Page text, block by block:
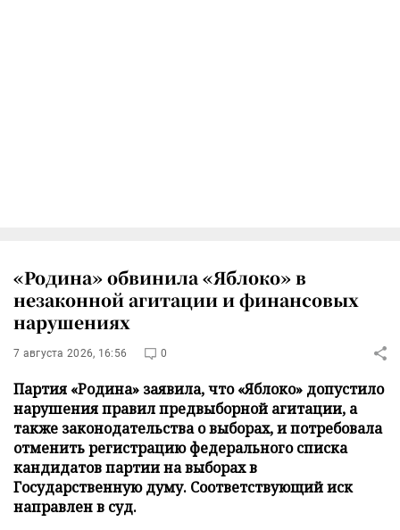
«Родина» обвинила «Яблоко» в
незаконной агитации и финансовых
нарушениях
7 августа 2026, 16:56 0
Партия «Родина» заявила, что «Яблоко» допустило
нарушения правил предвыборной агитации, а
также законодательства о выборах, и потребовала
отменить регистрацию федерального списка
кандидатов партии на выборах в
Государственную думу. Соответствующий иск
направлен в суд.